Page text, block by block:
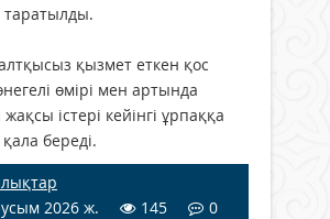
таратылды.
қызмет еткен қос
өмірі мен артында
істері кейінгі ұрпаққа
береді.
2026 ж.
145 0